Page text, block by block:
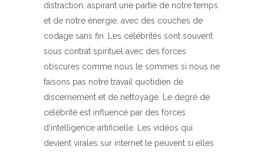
distraction, aspirant une partie de notre temps
et de notre énergie, avec des couches de
codage sans fin. Les célébrités sont souvent
sous contrat spirituel avec des forces
obscures comme nous le sommes si nous ne
faisons pas notre travail quotidien de
discernement et de nettoyage. Le degré de
célébrité est influencé par des forces
d’intelligence artificielle. Les vidéos qui
devient virales sur internet le peuvent si elles